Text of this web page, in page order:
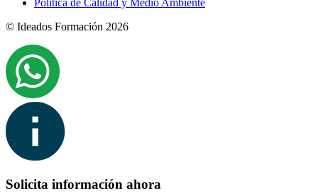
© Ideados Formación 2026
Solicita información ahora